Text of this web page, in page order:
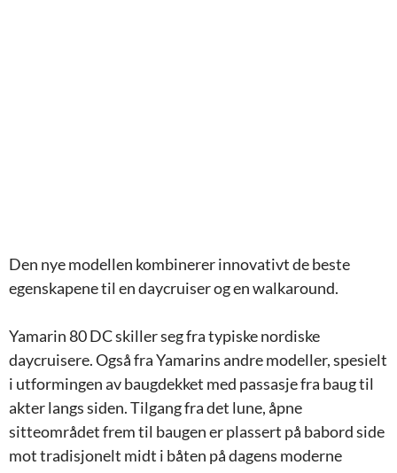
Den nye modellen kombinerer innovativt de beste
egenskapene til en daycruiser og en walkaround.
Yamarin 80 DC skiller seg fra typiske nordiske
daycruisere. Også fra Yamarins andre modeller, spesielt
i utformingen av baugdekket med passasje fra baug til
akter langs siden. Tilgang fra det lune, åpne
sitteområdet frem til baugen er plassert på babord side
mot tradisjonelt midt i båten på dagens moderne